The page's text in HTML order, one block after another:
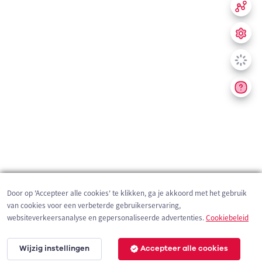
200 m
Door op 'Accepteer alle cookies' te klikken, ga je akkoord met het gebruik
van cookies voor een verbeterde gebruikerservaring,
websiteverkeersanalyse en gepersonaliseerde advertenties.Cookiebeleid
Wijzig instellingen Accepteer alle cookies